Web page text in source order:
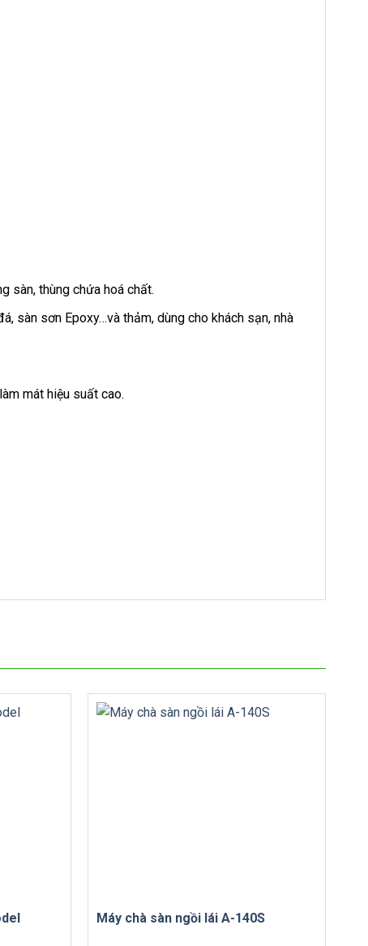
sàn, thùng chứa hoá chất.
sàn sơn Epoxy…và thảm, dùng cho khách sạn, nhà
mát hiệu suất cao.
Máy chà sàn ngồi lái A-140S